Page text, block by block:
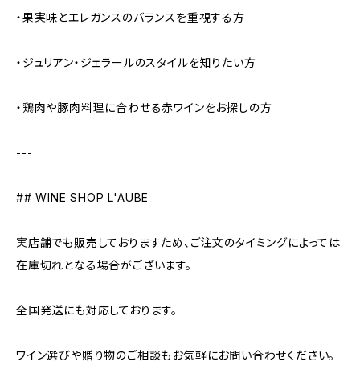
・果実味とエレガンスのバランスを重視する方
・ジュリアン・ジェラールのスタイルを知りたい方
・鶏肉や豚肉料理に合わせる赤ワインをお探しの方
---
## WINE SHOP L'AUBE
実店舗でも販売しておりますため、ご注文のタイミングによっては
在庫切れとなる場合がございます。
全国発送にも対応しております。
ワイン選びや贈り物のご相談もお気軽にお問い合わせください。